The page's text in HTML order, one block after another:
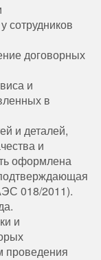
сотрудников
договорных
и
в
и деталей,
и
оформлена
018/2011).
и
проведения